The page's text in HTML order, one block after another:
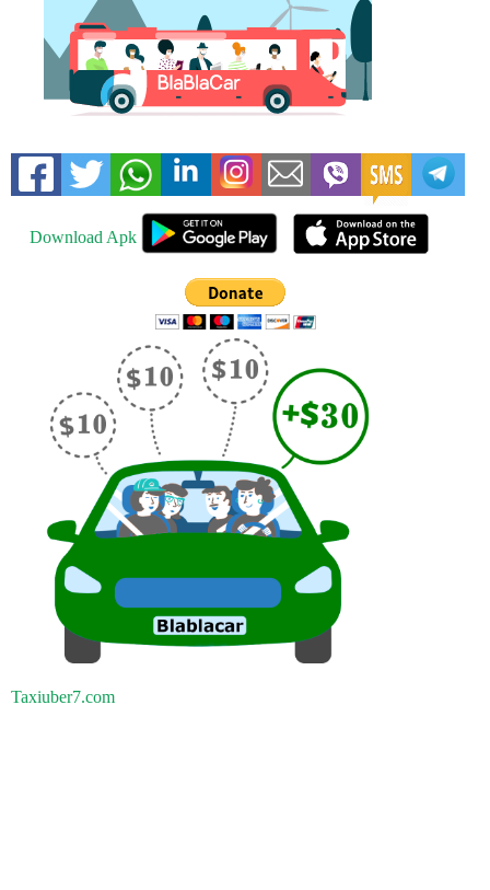
Download Apk
Taxiuber7.com